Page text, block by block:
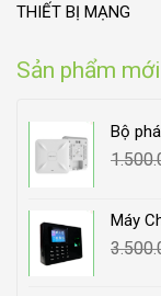
THIẾT BỊ MẠNG
Sản phẩm mới
Bộ
Máy